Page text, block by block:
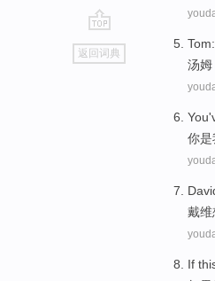
go
top
返回词典
Tom:
汤姆
You
你是
戴维
If